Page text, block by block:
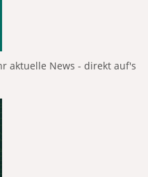
aktuelle News - direkt auf's